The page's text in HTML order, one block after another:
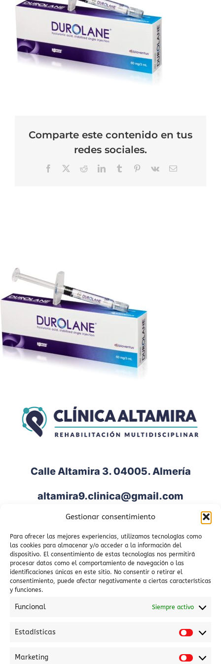
Gestionar consentimiento
Para ofrecer las mejores experiencias, utilizamos tecnologías como
las cookies para almacenar y/o acceder a la información del
dispositivo. El consentimiento de estas tecnologías nos permitirá
procesar datos como el comportamiento de navegación o las
identificaciones únicas en este sitio. No consentir o retirar el
consentimiento, puede afectar negativamente a ciertas características
y funciones.
Funcional Siempre activo
Estadísticas
Marketing
Comparte este contenido en tus
redes sociales.
Facebook RedditLinkedInTumblr Pinterest
Vk
Correo
Calle Altamira 3. 04005. Almería
altamira9.clinica@gmail.com
950 009 292
658 605 641
Lunes a Jueves: 8:00 a 22:00 –